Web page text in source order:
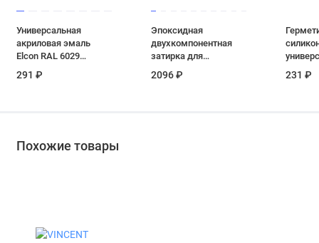
Универсальная
акриловая эмаль
Elcon RAL 6029
зеленая глянцевая
аэрозоль 520 мл
291 ₽
Эпоксидная
двухкомпонентная
затирка для
плиточных швов
DEMEX в тубе цвет
2096 ₽
белый
231 ₽
Похожие товары